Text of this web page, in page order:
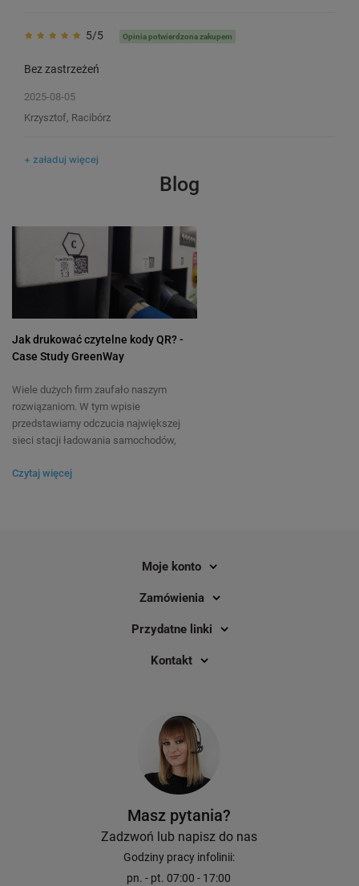
Zestaw materiałów eksploatacyjnych
60,00 zł
5/5 Opinia potwierdzona zakupem
Bez zastrzeżeń
2025-08-05
Krzysztof, Racibórz
+ załaduj więcej
Blog
Jak drukować czytelne kody QR? -
Case Study GreenWay
Wiele dużych firm zaufało naszym
rozwiązaniom. W tym wpisie
przedstawiamy odczucia największej
sieci stacji ładowania samochodów,
“Dążymy do tego, aby korzystanie z
Czytaj więcej
Moje konto
Zamówienia
Przydatne linki
Kontakt
Masz pytania?
Zadzwoń lub napisz do nas
Godziny pracy infolinii:
pn. - pt. 07:00 - 17:00